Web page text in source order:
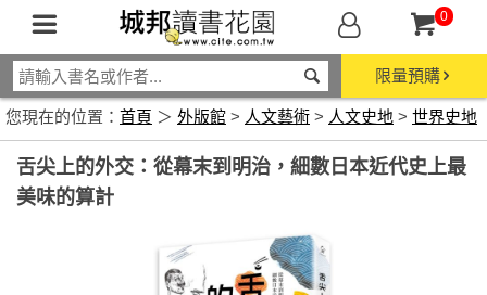
0
限量預購
您現在的位置： 首頁 ＞ 外版館 > 人文藝術 > 人文史地 > 世界史地
舌尖上的外交：從幕末到明治，細數日本近代史上最
美味的算計